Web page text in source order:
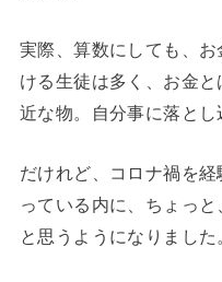
実際、算数にしても、
ける生徒は多く、お金
近な物。自分事に落とし
だけれど、コロナ禍を
っている内に、ちょっ
と思うようになりました